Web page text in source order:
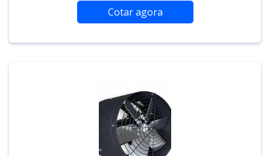
Cotar agora